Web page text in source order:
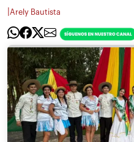
Arely Bautista